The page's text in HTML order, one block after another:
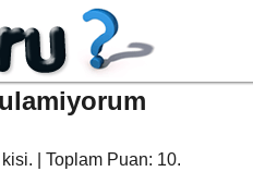
kisi. | Toplam Puan: 10.